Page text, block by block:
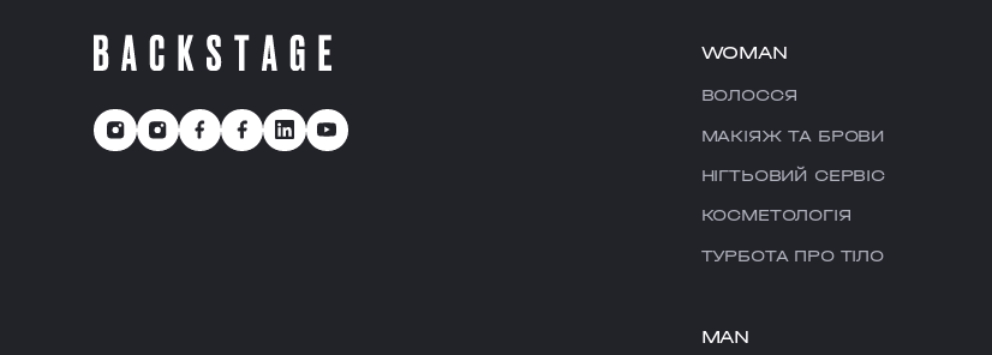
WOMAN
ВОЛОССЯ
МАКІЯЖ ТА БРОВИ
НІГТЬОВИЙ СЕРВІС
КОСМЕТОЛОГІЯ
ТУРБОТА ПРО ТІЛО
MAN